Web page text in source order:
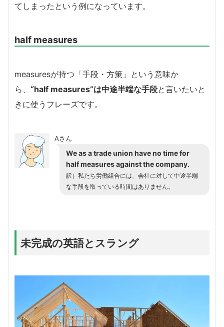
てしまったという例になっています。
half measures
measuresが持つ「手段・方策」という意味か
ら、 “half measures”は中途半端な手段と言いたいと
きに使うフレーズです。
Aさん
We as a trade union have no time for
half measures against the company.
訳）私たち労働組合には、会社に対して中途半端
な手段を取っている時間はありません。
未完成の英語とスラング